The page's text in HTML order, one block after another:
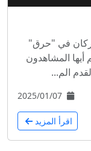
في "حرق"
أيها المشاهدون
الم...
اقرأ المزيد